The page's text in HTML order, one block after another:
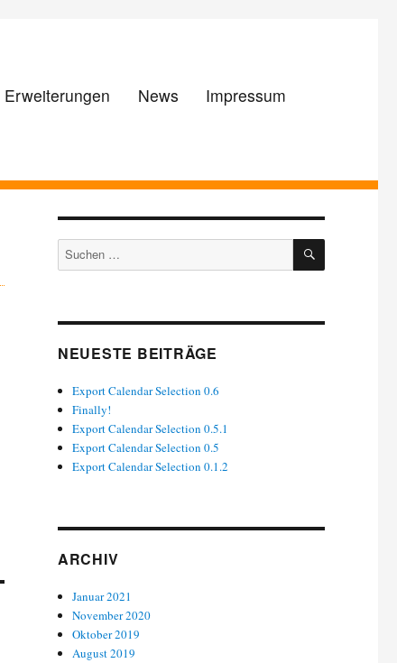
Erweiterungen News Impressum
Suchen
nach:
SUCHEN
NEUESTE BEITRÄGE
Export Calendar Selection 0.6
Finally!
Export Calendar Selection 0.5.1
Export Calendar Selection 0.5
Export Calendar Selection 0.1.2
ARCHIV
Januar 2021
November 2020
Oktober 2019
August 2019